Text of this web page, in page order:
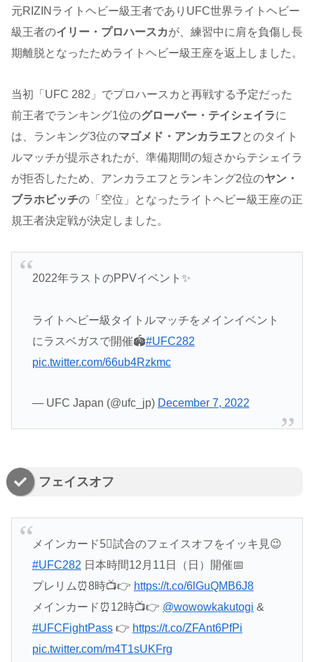
元RIZINライトヘビー級王者でありUFC世界ライトヘビー
級王者のイリー・プロハースカが、練習中に肩を負傷し長
期離脱となったためライトヘビー級王座を返上しました。
当初「UFC 282」でプロハースカと再戦する予定だった
前王者でランキング1位のグローバー・テイシェイラに
は、ランキング3位のマゴメド・アンカラエフ とのタイト
ルマッチが提示されたが、準備期間の短さからテシェイラ
が拒否したため、アンカラエフとランキング2位のヤン・
ブラホビッチの「空位」となったライトヘビー級王座の正
規王者決定戦が決定しました。
2022年ラストのPPVイベント✨
ライトヘビー級タイトルマッチをメインイベント
にラスベガスで開催🏟#UFC282
pic.twitter.com/66ub4Rzkmc
— UFC Japan (@ufc_jp) December 7, 2022
フェイスオフ
メインカード5⃣試合のフェイスオフをイッキ見😉
#UFC282 日本時間12月11日（日）開催📅
プレリム⏰8時📺👉 https://t.co/6lGuQMB6J8
メインカード⏰12時📺👉 @wowowkakutogi &
#UFCFightPass👉 https://t.co/ZFAnt6PfPi
pic.twitter.com/m4T1sUKFrg